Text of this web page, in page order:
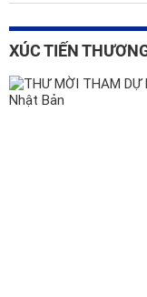
XÚC TIẾN